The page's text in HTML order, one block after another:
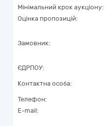
Мінімальний крок аукціону:
Оцінка пропозицій:
Замовник:
ЄДРПОУ:
Контактна особа:
Телефон:
E-mail: